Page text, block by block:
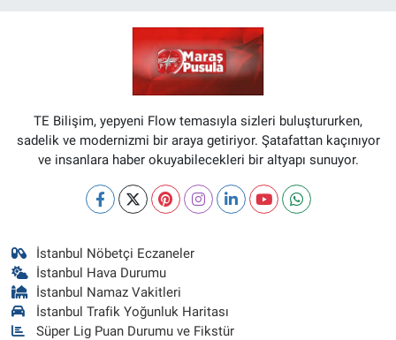
TE Bilişim, yepyeni Flow temasıyla sizleri buluştururken,
sadelik ve modernizmi bir araya getiriyor. Şatafattan kaçınıyor
ve insanlara haber okuyabilecekleri bir altyapı sunuyor.
İstanbul Nöbetçi Eczaneler
İstanbul Hava Durumu
İstanbul Namaz Vakitleri
İstanbul Trafik Yoğunluk Haritası
Süper Lig Puan Durumu ve Fikstür